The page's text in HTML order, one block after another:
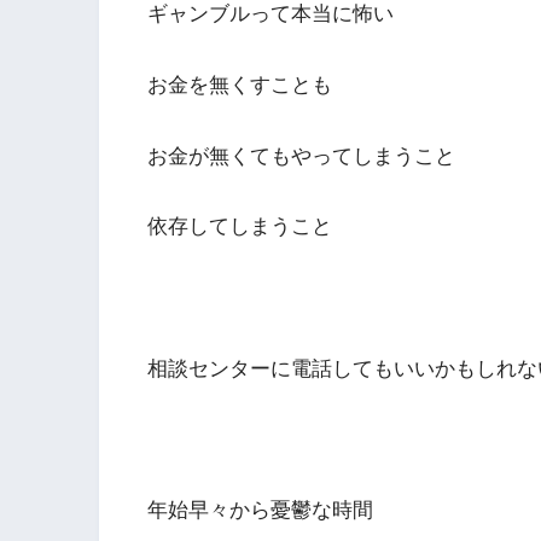
ギャンブルって本当に怖い
お金を無くすことも
お金が無くてもやってしまうこと
依存してしまうこと
相談センターに電話してもいいかもしれ
年始早々から憂鬱な時間